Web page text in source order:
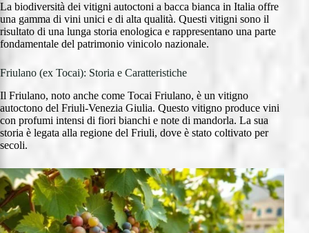
La biodiversità dei vitigni autoctoni a bacca bianca in Italia offre
una gamma di vini unici e di alta qualità. Questi vitigni sono il
risultato di una lunga storia enologica e rappresentano una parte
fondamentale del patrimonio vinicolo nazionale.
Friulano (ex Tocai): Storia e Caratteristiche
Il Friulano, noto anche come Tocai Friulano, è un vitigno
autoctono del Friuli-Venezia Giulia. Questo vitigno produce vini
con profumi intensi di fiori bianchi e note di mandorla. La sua
storia è legata alla regione del Friuli, dove è stato coltivato per
secoli.